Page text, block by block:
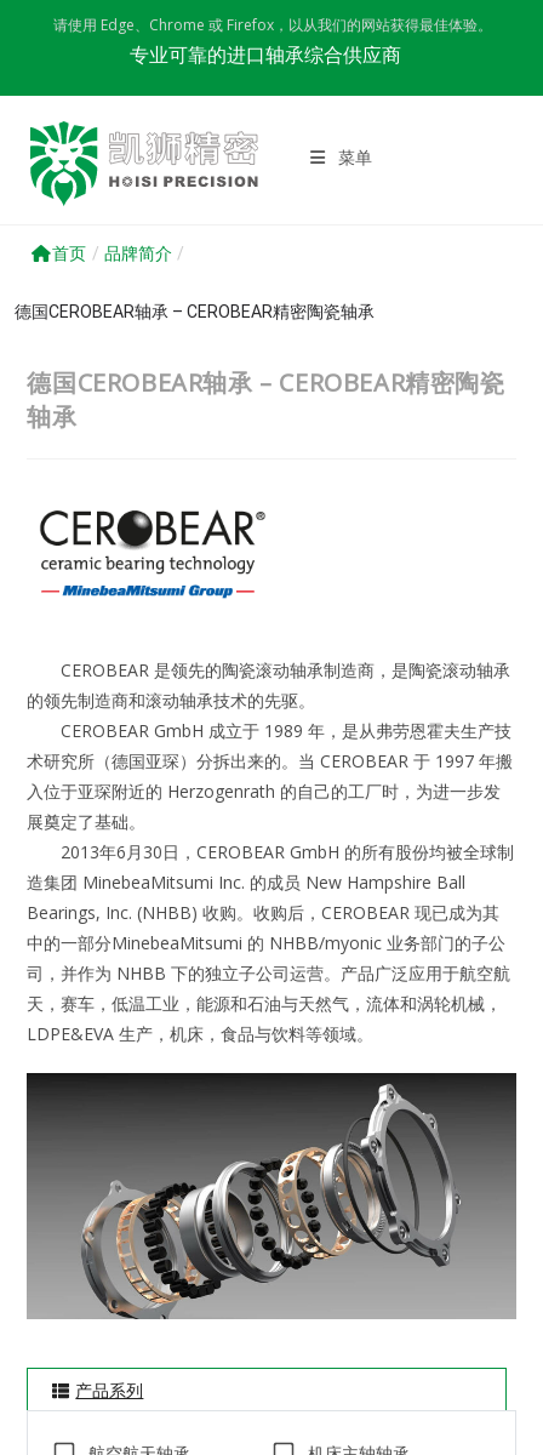
请使用 Edge、Chrome 或 Firefox，以从我们的网站获得最佳体验。
专业可靠的进口轴承综合供应商
菜单
首页 / 品牌简介 /
德国CEROBEAR轴承 – CEROBEAR精密陶瓷轴承
德国CEROBEAR轴承 – CEROBEAR精密陶瓷
轴承
CEROBEAR 是领先的陶瓷滚动轴承制造商，是陶瓷滚动轴承
的领先制造商和滚动轴承技术的先驱。
CEROBEAR GmbH 成立于 1989 年，是从弗劳恩霍夫生产技
术研究所（德国亚琛）分拆出来的。当 CEROBEAR 于 1997 年搬
入位于亚琛附近的 Herzogenrath 的自己的工厂时，为进一步发
展奠定了基础。
2013年6月30日，CEROBEAR GmbH 的所有股份均被全球制
造集团 MinebeaMitsumi Inc. 的成员 New Hampshire Ball
Bearings, Inc. (NHBB) 收购。收购后，CEROBEAR 现已成为其
中的一部分MinebeaMitsumi 的 NHBB/myonic 业务部门的子公
司，并作为 NHBB 下的独立子公司运营。产品广泛应用于航空航
天，赛车，低温工业，能源和石油与天然气，流体和涡轮机械，
LDPE&EVA 生产，机床，食品与饮料等领域。
产品系列